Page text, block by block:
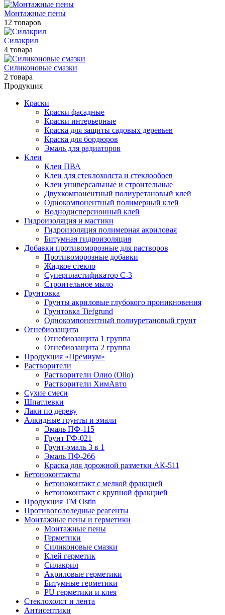
Монтажные пены
12 товаров
Силакрил
4 товара
Силиконовые смазки
2 товара
Продукция
Краски
Краски фасадные
Краски интерьерные
Краска для защиты садовых деревьев
⁠Краска для бордюров
Эмаль для радиаторов
Клеи
Клеи ПВА
Клеи для стеклохолста и стеклообоев
Клеи универсальные и строительные
Двухкомпонентный полиуретановый клей
Однокомпонентный полимерный клей
Воднодисперсионный клей
Гидроизоляция и мастики
Гидроизоляция полимерная акриловая
Битумная гидроизоляция
Добавки противоморозные для растворов
Противоморозные добавки
Жидкое стекло
Суперпластификатор С-3
Строительное мыло
Грунтовка
Грунты акриловые глубокого проникновения
Грунтовка Tiefgrund
Однокомпонентный полиуретановый грунт
Огнебиозащита
Огнебиозащита 1 группа
Огнебиозащита 2 группа
Продукция «Премиум»
Растворители
Растворители Олио (Olio)
Растворители ХимАвто
Сухие смеси
Шпатлевки
Лаки по дереву
Алкидные грунты и эмали
Эмаль ПФ-115
Грунт ГФ-021
Грунт-эмаль 3 в 1
Эмаль ПФ-266
Краска для дорожной разметки АК-511
Бетоноконтакты
Бетоноконтакт с мелкой фракцией
Бетоноконтакт с крупной фракцией
Продукция ТМ Ostin
Противогололедные реагенты
Монтажные пены и герметики
Монтажные пены
Герметики
Силиконовые смазки
Клей герметик
Силакрил
Акриловые герметики
Битумные герметики
PU герметики и клея
Стеклохолст и лента
Антисептики